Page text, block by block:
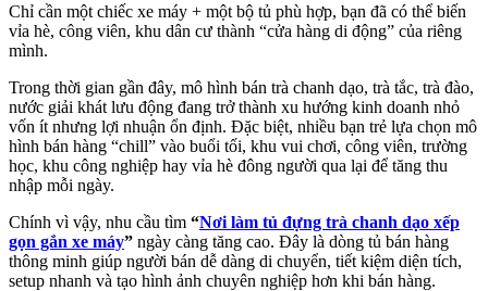
Chỉ cần một chiếc xe máy + một bộ tủ phù hợp, bạn đã có thể biến
vỉa hè, công viên, khu dân cư thành “cửa hàng di động” của riêng
mình.
Trong thời gian gần đây, mô hình bán trà chanh dạo, trà tắc, trà đào,
nước giải khát lưu động đang trở thành xu hướng kinh doanh nhỏ
vốn ít nhưng lợi nhuận ổn định. Đặc biệt, nhiều bạn trẻ lựa chọn mô
hình bán hàng “chill” vào buổi tối, khu vui chơi, công viên, trường
học, khu công nghiệp hay vỉa hè đông người qua lại để tăng thu
nhập mỗi ngày.
Chính vì vậy, nhu cầu tìm “Nơi làm tủ đựng trà chanh dạo xếp
gọn gắn xe máy” ngày càng tăng cao. Đây là dòng tủ bán hàng
thông minh giúp người bán dễ dàng di chuyển, tiết kiệm diện tích,
setup nhanh và tạo hình ảnh chuyên nghiệp hơn khi bán hàng.